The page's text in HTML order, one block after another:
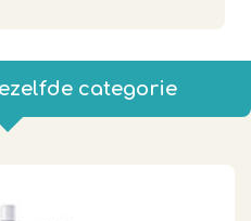
categorie